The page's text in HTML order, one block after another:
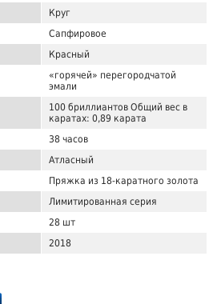
Круг
Сапфировое
Красный
«горячей» перегородчатой
эмали
100 бриллиантов Общий вес в
каратах: 0,89 карата
38 часов
Атласный
Пряжка из 18-каратного золота
Лимитированная серия
28 шт
2018